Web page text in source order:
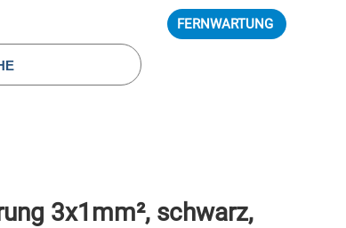
FERNWARTUNG
3x1mm², schwarz,